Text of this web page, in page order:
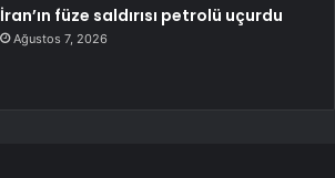
İran’ın füze saldırısı petrolü uçurdu
Ağustos 7, 2026